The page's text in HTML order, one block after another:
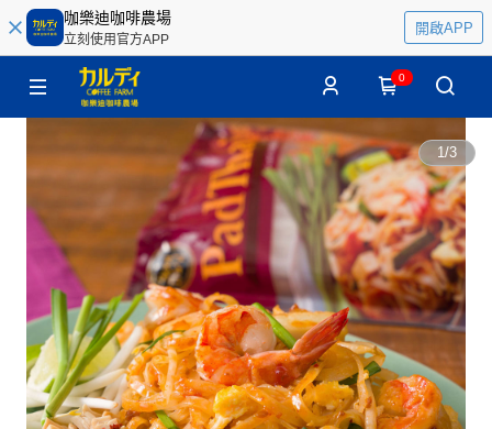
咖樂迪咖啡農場
立刻使用官方APP
開啟APP
0
1/3